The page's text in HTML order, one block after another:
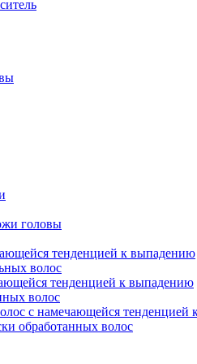
головы
тенденцией к выпадению
волос
тенденцией к выпадению
волос
с намечающейся
обработанных волос